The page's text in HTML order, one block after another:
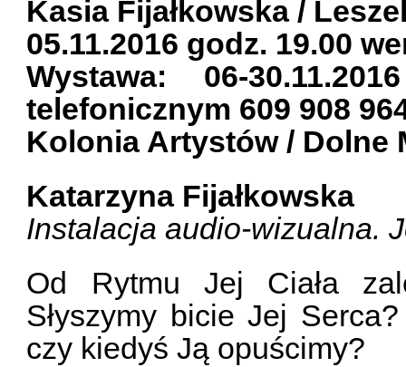
Kasia Fijałkowska /
05.11.2016 godz. 19.00
Wystawa: 06-
telefonicznym 609 908
Kolonia Artystów /
Katarzyna Fijałkowska
Instalacja audio-wizualna.
Od Rytmu Jej Ciała
Słyszymy bicie Jej
czy kiedyś Ją opuścimy?